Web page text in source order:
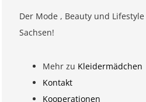
Der Mode , Beauty und
Sachsen!
Mehr zu Kleidermädchen
Kontakt
Kooperationen